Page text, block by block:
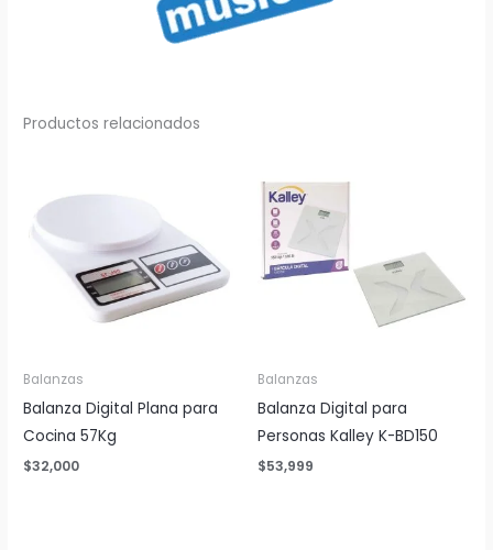
Productos relacionados
Balanzas
Balanza Digital Plana para
Cocina 57Kg
$32,000
Balanzas
Balanza Digital para
Personas Kalley K-BD150
$53,999